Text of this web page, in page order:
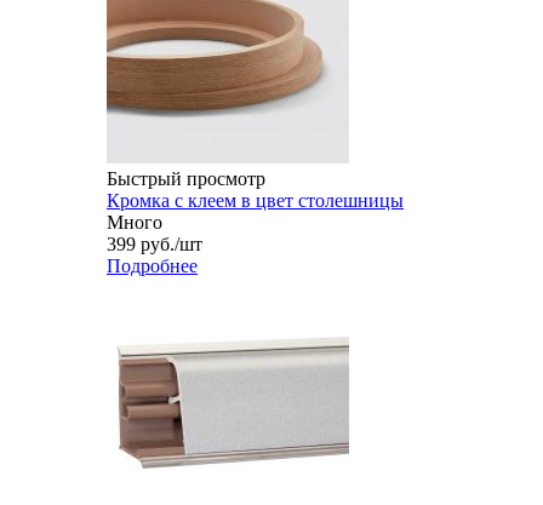
Быстрый просмотр
Кромка с клеем в цвет столешницы
Много
399 руб./шт
Подробнее